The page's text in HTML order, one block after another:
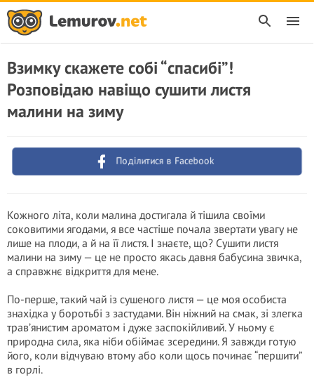
Взимку скажете собі “спасибі”!
Розповідаю навіщо сушити листя
малини на зиму
Поділитися в Facebook
Кожного літа, коли малина достигала й тішила своїми
соковитими ягодами, я все частіше почала звертати увагу не
лише на плоди, а й на її листя. І знаєте, що? Сушити листя
малини на зиму — це не просто якась давня бабусина звичка,
а справжнє відкриття для мене.
По-перше, такий чай із сушеного листя — це моя особиста
знахідка у боротьбі з застудами. Він ніжний на смак, зі злегка
трав’янистим ароматом і дуже заспокійливий. У ньому є
природна сила, яка ніби обіймає зсередини. Я завжди готую
його, коли відчуваю втому або коли щось починає “першити”
в горлі.